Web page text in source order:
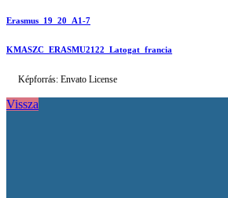
Erasmus_19_20_A1-7
KMASZC_ERASMU2122_Latogat_francia
Képforrás: Envato License
Vissza